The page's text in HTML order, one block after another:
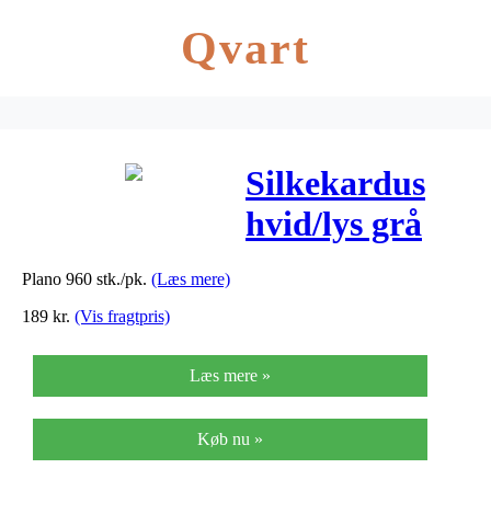
Qvart
Silkekardus
hvid/lys grå
960ark/pak
Plano 960 stk./pk. (Læs mere)
189 kr. (Vis fragtpris)
Læs mere »
Køb nu »